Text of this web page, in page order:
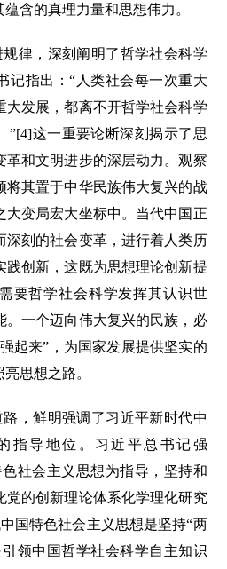
含的真理力量和思想伟力。
律，深刻阐明了哲学社会科学
记指出：“人类社会每一次重大
大发展，都离不开哲学社会科学
”[4]这一重要论断深刻揭示了思
革和文明进步的深层动力。观察
将其置于中华民族伟大复兴的战
大变局宏大坐标中。当代中国正
深刻的社会变革，进行着人类历
践创新，这既为思想理论创新提
要哲学社会科学发挥其认识世
。一个迈向伟大复兴的民族，必
起来”，为国家发展提供坚实的
思想之路。
，鲜明强调了习近平新时代中
指导地位。习近平总书记强
社会主义思想为指导，坚持和
党的创新理论体系化学理化研究
国特色社会主义思想是坚持“两
领中国哲学社会科学自主知识